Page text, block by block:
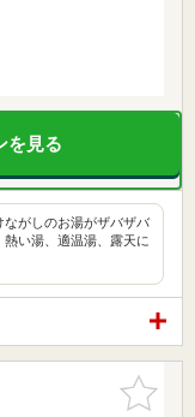
を見る
ながしのお湯がザバザバ
い湯、適温湯、露天に
お気に入
りに追加